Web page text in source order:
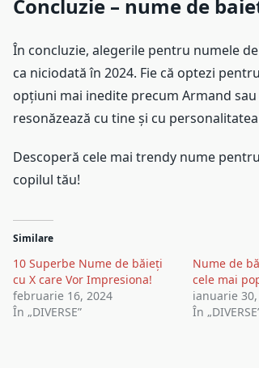
Concluzie – nume de
În concluzie, alegerile pentru numele
ca niciodată în 2024. Fie că optezi
opțiuni mai inedite precum Armand
resonăzează cu tine și cu
Descoperă cele mai trendy nume
copilul tău!
Similare
10 Superbe Nume de băieți
cu X care Vor Impresiona!
februarie 16, 2024
În „DIVERSE”
Nume de
cele mai
ianuarie
În